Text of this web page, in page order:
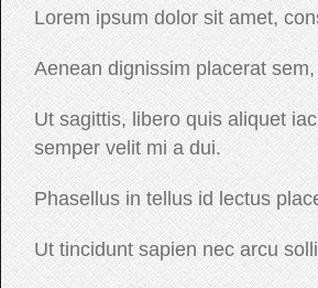
Lorem ipsum dolor sit amet,
Aenean dignissim placerat
Ut sagittis, libero quis aliquet
semper velit mi a dui.
Phasellus in tellus id lectus
Ut tincidunt sapien nec arcu